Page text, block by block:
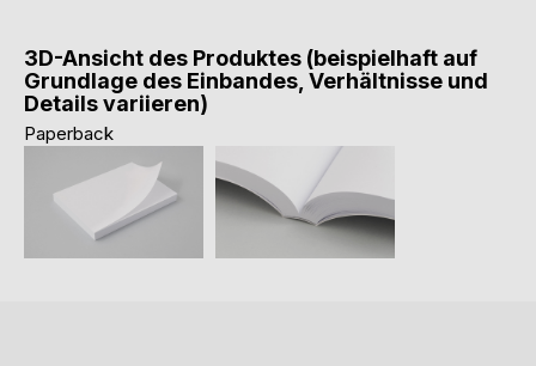
3D-Ansicht des Produktes (beispielhaft auf
Grundlage des Einbandes, Verhältnisse und
Details variieren)
Paperback